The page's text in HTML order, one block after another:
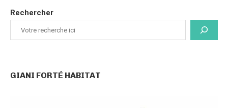
Rechercher
GIANI FORTÉ HABITAT